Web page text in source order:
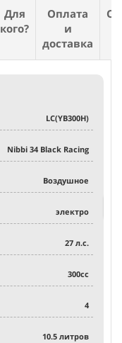
Для
кого?
Оплата
и
доставка
LC(YB300H)
Nibbi 34 Black Racing
Воздушное
электро
27 л.с.
300сс
4
10.5 литров